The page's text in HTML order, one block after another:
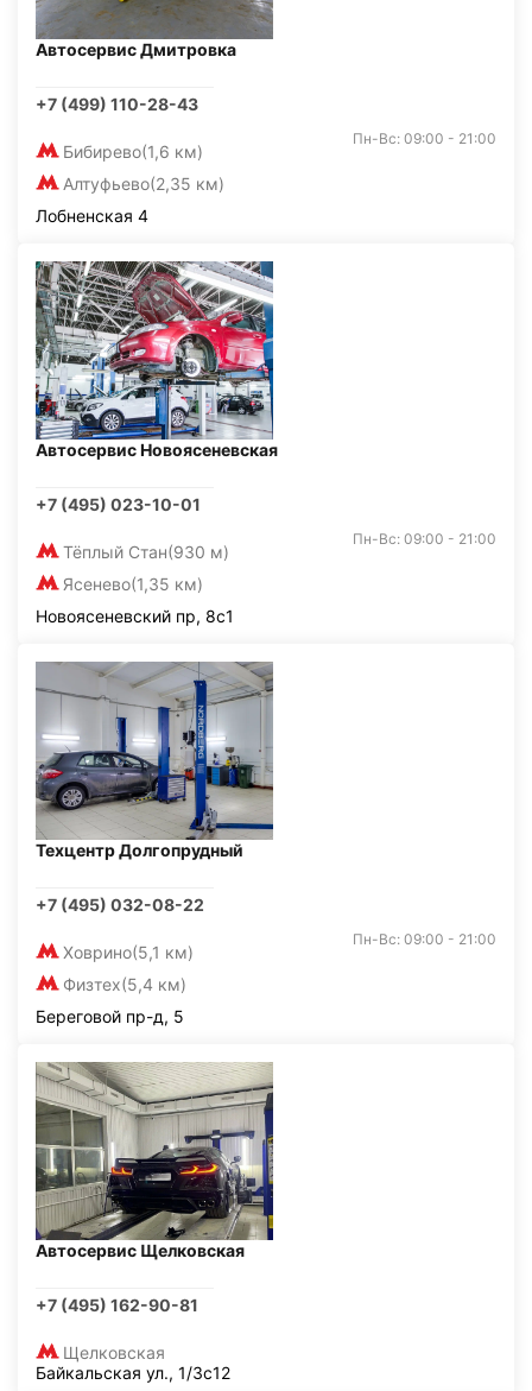
Автосервис Дмитровка
+7 (499) 110-28-43
Бибирево(1,6 км)
Алтуфьево(2,35 км)
Пн-Вс: 09:00 - 21:00
Лобненская 4
Автосервис Новоясеневская
+7 (495) 023-10-01
Тёплый Стан(930 м)
Ясенево(1,35 км)
Пн-Вс: 09:00 - 21:00
Новоясеневский пр, 8с1
Техцентр Долгопрудный
+7 (495) 032-08-22
Ховрино(5,1 км)
Физтех(5,4 км)
Пн-Вс: 09:00 - 21:00
Береговой пр-д, 5
Автосервис Щелковская
+7 (495) 162-90-81
Щелковская
Байкальская ул., 1/3с12